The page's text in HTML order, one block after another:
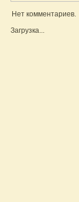
Нет комментариев.
Загрузка...